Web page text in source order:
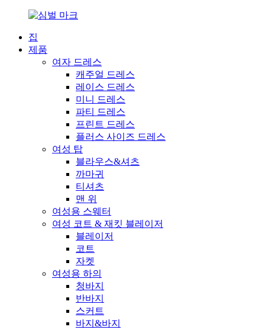
집
제품
여자 드레스
캐주얼 드레스
레이스 드레스
미니 드레스
파티 드레스
프린트 드레스
플러스 사이즈 드레스
여성 탑
블라우스&셔츠
까마귀
티셔츠
맨 위
여성용 스웨터
여성 코트 & 재킷 블레이저
블레이저
코트
자켓
여성용 하의
청바지
반바지
스커트
바지&바지